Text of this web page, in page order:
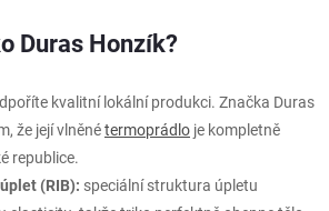
Duras Honzík?
kvalitní lokální produkci. Značka Duras
že její vlněnétermoprádlo je kompletně
republice.
(RIB): speciální struktura úpletu